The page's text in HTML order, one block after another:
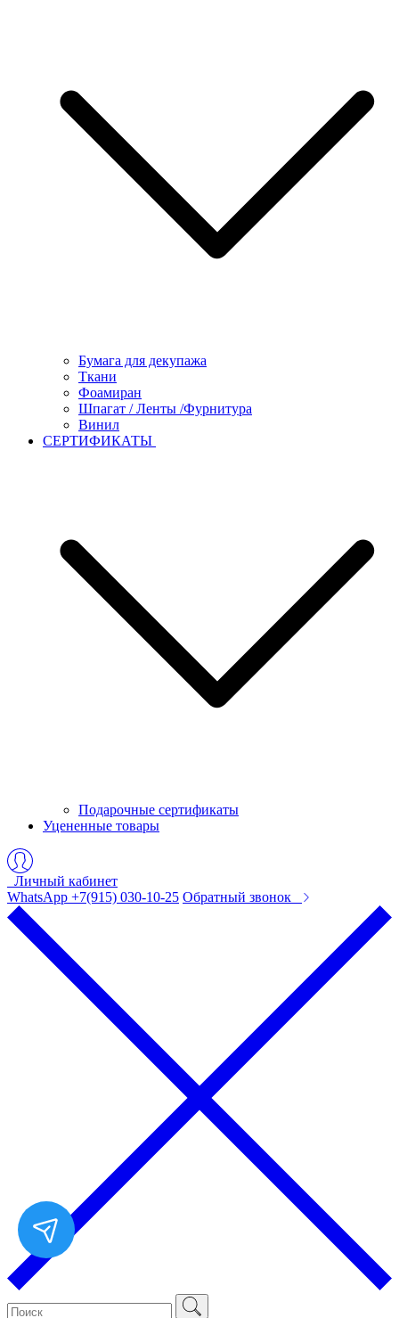
Бумага для декупажа
Ткани
Фоамиран
Шпагат / Ленты /Фурнитура
Винил
СЕРТИФИКАТЫ
Подарочные сертификаты
Уцененные товары
Личный кабинет
WhatsApp +7(915) 030-10-25 Обратный звонок